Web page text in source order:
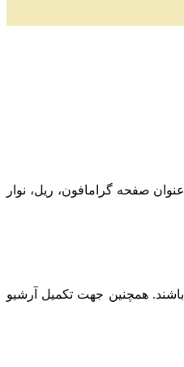
عنوان صفحه گرامافون، ریل، نوار
همچنین جهت تکمیل آرشیو